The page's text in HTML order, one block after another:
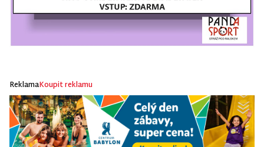
ReklamaKoupit reklamu